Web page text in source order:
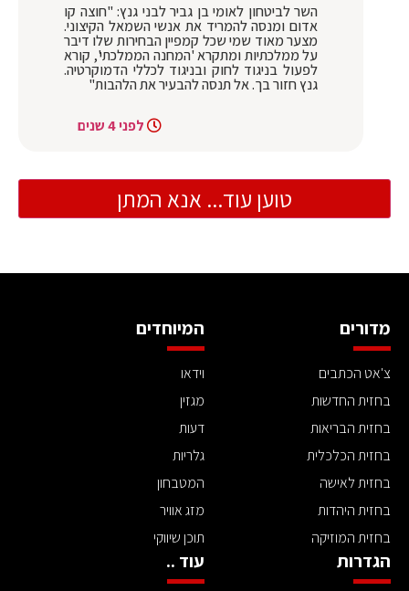
השר לביטחון לאומי בן גביר לבני גנץ: "חוצה קו
אדום ומנסה להמריד את אנשי השמאל הקיצוני.
מצער מאוד שמי שכל קמפיין הבחירות שלו דיבר
על ממלכתיות ומתקרא 'המחנה הממלכתי', קורא
לפעול בניגוד לחוק ובניגוד לכללי הדמוקרטיה.
גנץ חזור בך. אל תנסה להבעיר את הלהבות"
לפני 4 שנים
טוען עוד... אנא המתן
מדורים
צ'אט הכתבים
בחזית החדשות
בחזית הבריאות
בחזית הכלכלית
בחזית לאישה
בחזית היהדות
בחזית המוזיקה
המיוחדים
וידאו
מגזין
דעות
גלריות
המטבחון
מזג אוויר
תוכן שיווקי
הגדרות עוד ..